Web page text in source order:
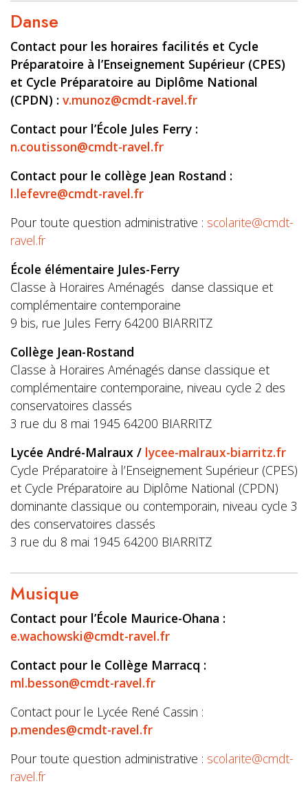
Danse
Contact pour les horaires facilités et Cycle
Préparatoire à l’Enseignement Supérieur (CPES)
et Cycle Préparatoire au Diplôme National
(CPDN) : v.munoz@cmdt-ravel.fr
Contact pour l’École Jules Ferry :
n.coutisson@cmdt-ravel.fr
Contact pour le collège Jean Rostand :
l.lefevre@cmdt-ravel.fr
Pour toute question administrative : scolarite@cmdt-
ravel.fr
École élémentaire Jules-Ferry
Classe à Horaires Aménagés danse classique et
complémentaire contemporaine
9 bis, rue Jules Ferry 64200 BIARRITZ
Collège Jean-Rostand
Classe à Horaires Aménagés danse classique et
complémentaire contemporaine, niveau cycle 2 des
conservatoires classés
3 rue du 8 mai 1945 64200 BIARRITZ
Lycée André-Malraux / lycee-malraux-biarritz.fr
Cycle Préparatoire à l’Enseignement Supérieur (CPES)
et Cycle Préparatoire au Diplôme National (CPDN)
dominante classique ou contemporain, niveau cycle 3
des conservatoires classés
3 rue du 8 mai 1945 64200 BIARRITZ
Musique
Contact pour l’École Maurice-Ohana :
e.wachowski@cmdt-ravel.fr
Contact pour le Collège Marracq :
ml.besson@cmdt-ravel.fr
Contact pour le Lycée René Cassin :
p.mendes@cmdt-ravel.fr
Pour toute question administrative : scolarite@cmdt-
ravel.fr